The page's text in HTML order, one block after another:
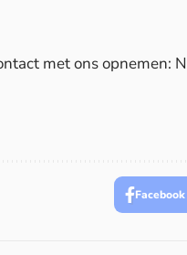
met ons opnemen:
Facebook